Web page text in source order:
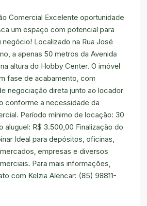
Comercial Excelente oportunidade
um espaço com potencial para
negócio! Localizado na Rua José
a apenas 50 metros da Avenida
altura do Hobby Center. O imóvel
fase de acabamento, com
negociação direta junto ao locador
conforme a necessidade da
Período mínimo de locação: 30
aluguel: R$ 3.500,00 Finalização do
Ideal para depósitos, oficinas,
empresas e diversos
Para mais informações,
com Kelzia Alencar: (85) 98811-